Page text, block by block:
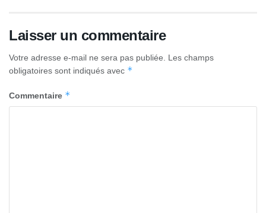
Laisser un commentaire
Votre adresse e-mail ne sera pas publiée. Les champs
obligatoires sont indiqués avec *
Commentaire *